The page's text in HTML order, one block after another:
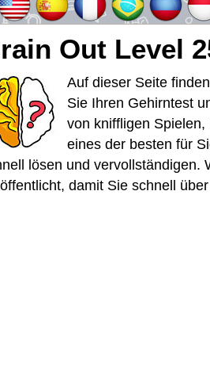
Out Level
Auf dieser Seite
Sie Ihren Gehirntest
von kniffligen
eines der besten für
lösen und vervollständigen.
damit Sie schnell